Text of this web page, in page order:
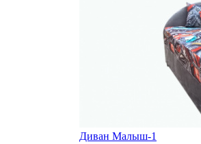
Диван Малыш-1